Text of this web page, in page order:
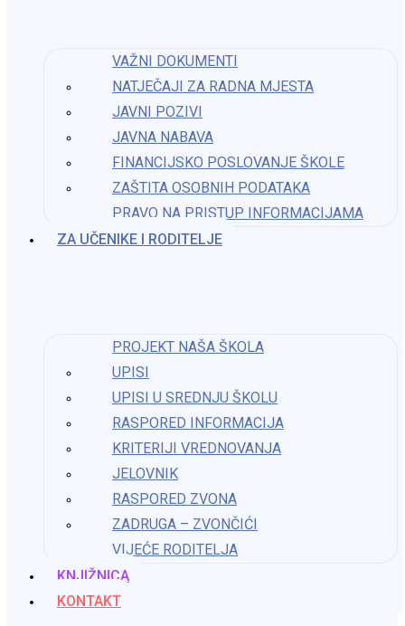
VAŽNI DOKUMENTI
NATJEČAJI ZA RADNA MJESTA
JAVNI POZIVI
JAVNA NABAVA
FINANCIJSKO POSLOVANJE ŠKOLE
ZAŠTITA OSOBNIH PODATAKA
PRAVO NA PRISTUP INFORMACIJAMA​
ZA UČENIKE I RODITELJE
PROJEKT NAŠA ŠKOLA
UPISI
UPISI U SREDNJU ŠKOLU
RASPORED INFORMACIJA
KRITERIJI VREDNOVANJA
JELOVNIK
RASPORED ZVONA
ZADRUGA – ZVONČIĆI
VIJEĆE RODITELJA
KNJIŽNICA
KONTAKT
Izvod iz zapisnika s 54. sjednice Školskog odbora
7. siječnja 2025.
Izvod iz zapisnika s 37. sjednice Školskog odbora
Kontakt
Osnovna škola Katarine Zrinski
Krnjak
ured@os-kzrinski-krnjak.skole.hr
Osnovna škola Katarine Zrinski